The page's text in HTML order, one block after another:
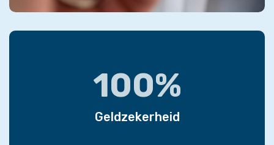
100%
Geldzekerheid